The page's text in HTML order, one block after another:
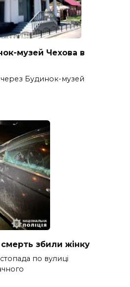
музей Чехова в
через Будинок-музей
збили жінку
по вулиці